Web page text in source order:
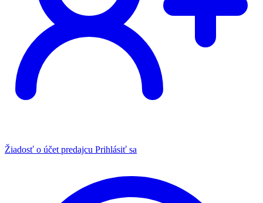
Žiadosť o účet predajcu Prihlásiť sa